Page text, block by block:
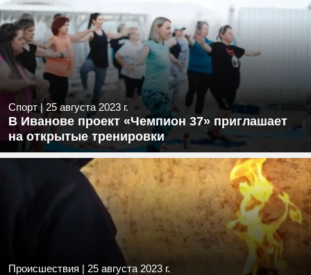
Спорт|25 августа 2023 г.
В Иванове проект «Чемпион 37» приглашает
на открытые тренировки
Происшествия | 25 августа 2023 г.